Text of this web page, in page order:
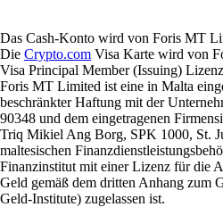
Das Cash-Konto wird von Foris MT
Die Crypto.com Visa Karte wird von
Visa Principal Member (Issuing)
Foris MT Limited ist eine in Malta
beschränkter Haftung mit der
90348 und dem eingetragenen
Triq Mikiel Ang Borg, SPK 1000, St.
maltesischen
Finanzinstitut mit einer Lizenz für die
Geld gemäß dem dritten Anhang zum
Geld-Institute) zugelassen ist.